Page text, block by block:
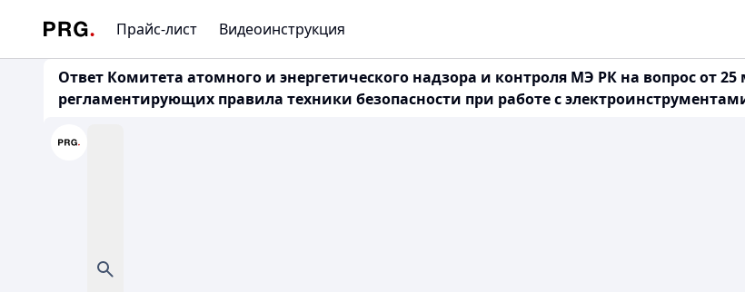
Прайс-лист Видеоинструкция
Ответ Комитета атомного и энергетического надзора и контроля МЭ РК на вопрос от
регламентирующих правила техники безопасности при работе с